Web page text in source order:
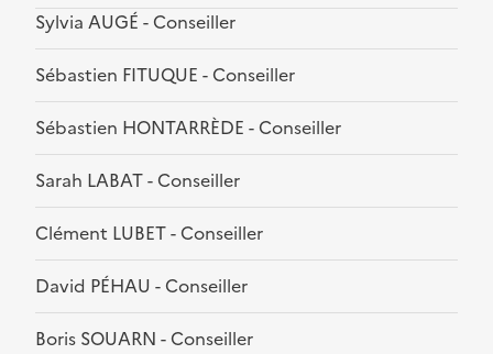
Sylvia AUGÉ - Conseiller
Sébastien FITUQUE - Conseiller
Sébastien HONTARRÈDE - Conseiller
Sarah LABAT - Conseiller
Clément LUBET - Conseiller
David PÉHAU - Conseiller
Boris SOUARN - Conseiller